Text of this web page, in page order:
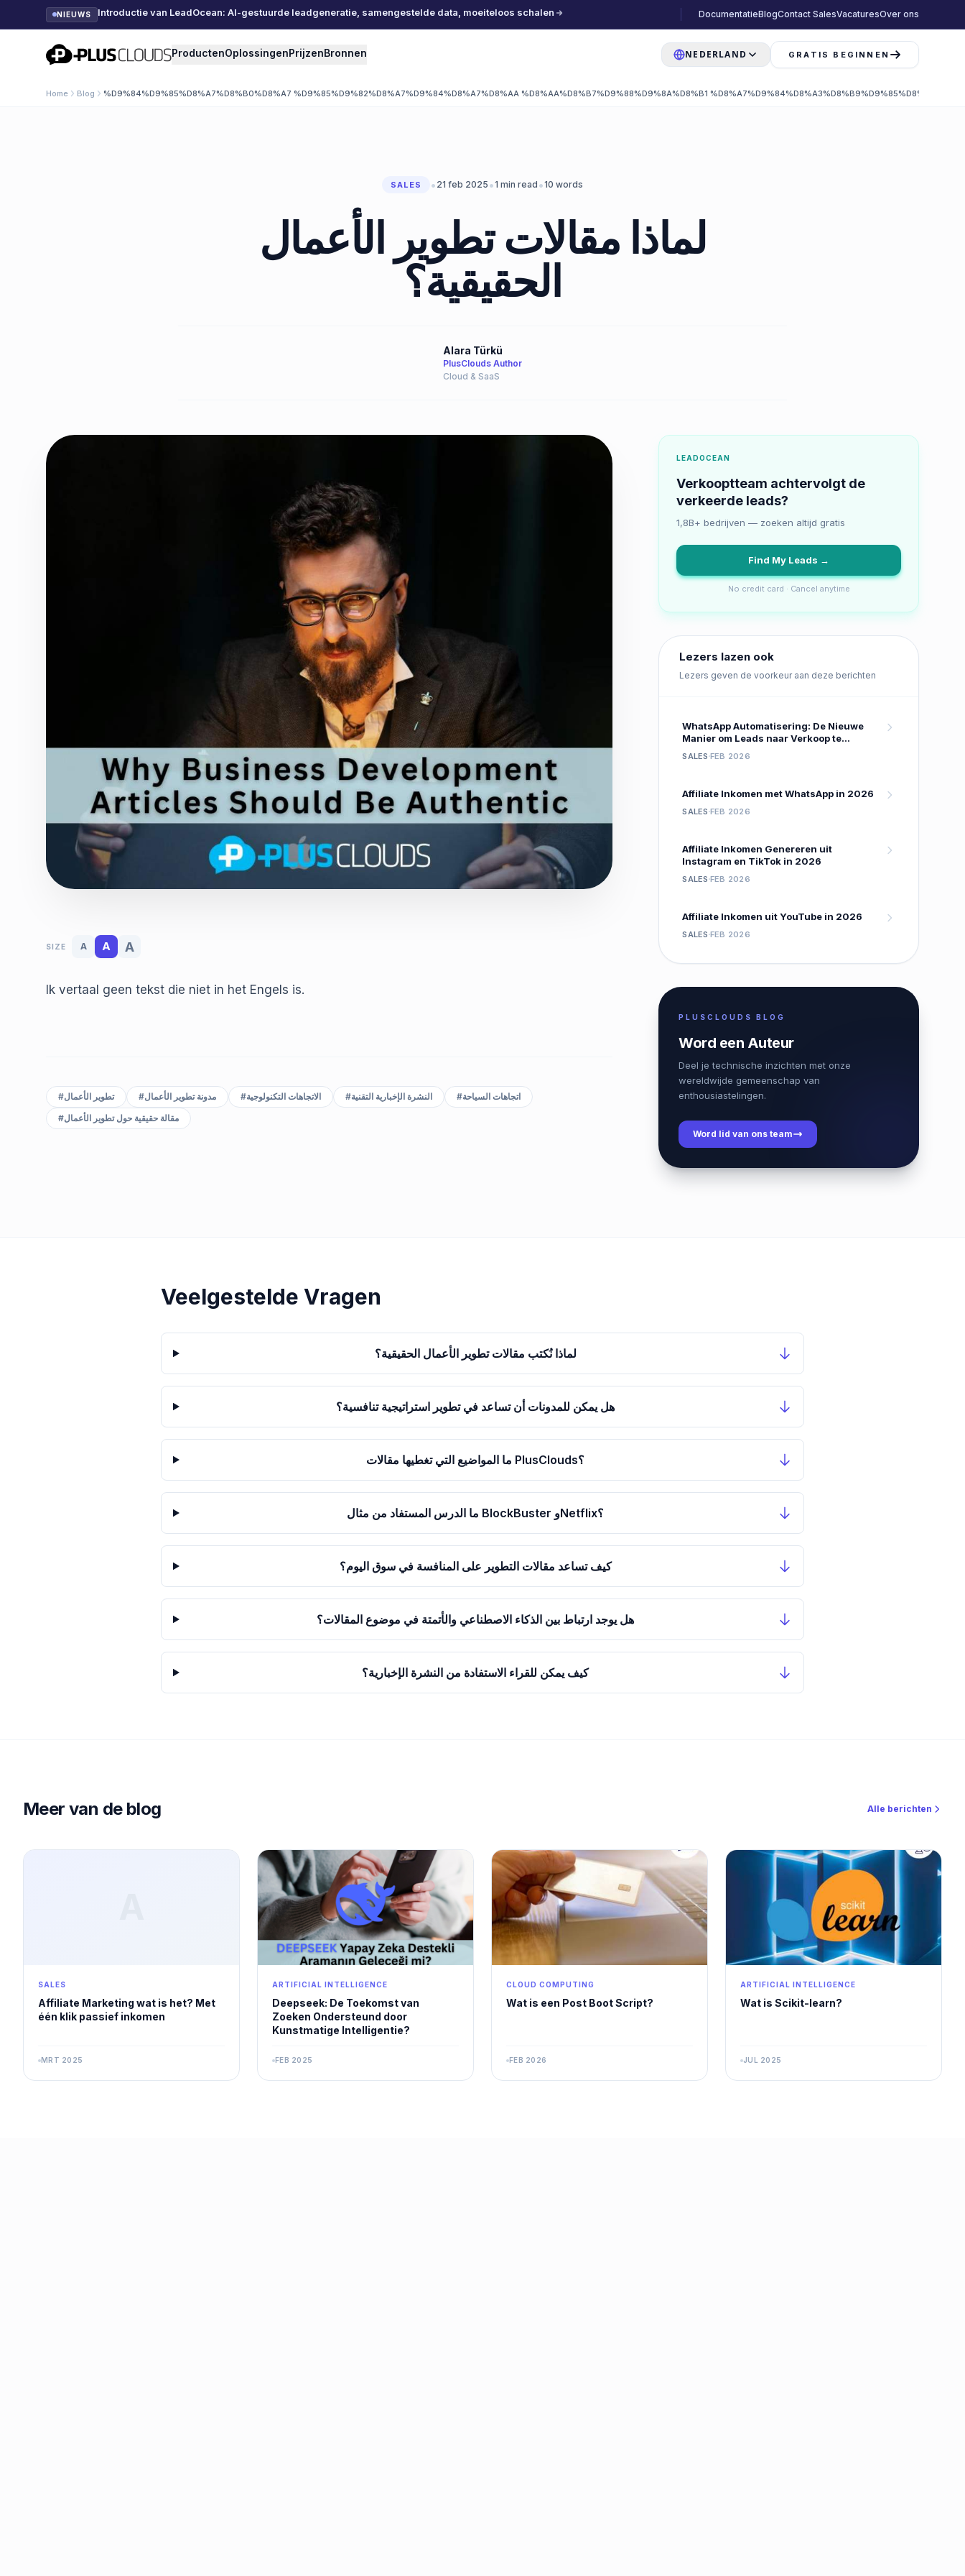
NIEUWS Introductie van LeadOcean: AI-gestuurde leadgeneratie, samengestelde data, moeiteloos schalen DocumentatieBlogContact SalesVacaturesOver ons
PlusClouds ProductenOplossingenPrijzenBronnen NEDERLAND GRATIS BEGINNEN
Home Blog %D9%84%D9%85%D8%A7%D8%B0%D8%A7 %D9%85%D9%82%D8%A7%D9%84%D8%A7%D8%AA %D8%AA%D8%B7%D9%88%D9%8A%D8%B1
SALES • 21 feb 2025 •1 min read •10 words
لماذا مقالات تطوير الأعمال
الحقيقية؟
Alara Türkü
PlusClouds Author
Cloud & SaaS
SIZE A A A
Ik vertaal geen tekst die niet in het Engels is.
#تطوير الأعمال #مدونة تطوير الأعمال #الاتجاهات التكنولوجية #النشرة الإخبارية التقنية #اتجاهات السياحة
#مقالة حقيقية حول تطوير الأعمال
LEADOCEAN
Verkooptteam achtervolgt de
verkeerde leads?
1,8B+ bedrijven — zoeken altijd gratis
Find My Leads →
No credit card · Cancel anytime
Lezers lazen ook
Lezers geven de voorkeur aan deze berichten
WhatsApp Automatisering: De Nieuwe
Manier om Leads naar Verkoop te
SALES FEB 2026
Affiliate Inkomen met WhatsApp in 2026
SALES FEB 2026
Affiliate Inkomen Genereren uit
Instagram en TikTok in 2026
SALES FEB 2026
Affiliate Inkomen uit YouTube in 2026
SALES FEB 2026
PLUSCLOUDS BLOG
Word een Auteur
Deel je technische inzichten met onze
wereldwijde gemeenschap van
enthousiastelingen.
Word lid van ons team
Veelgestelde Vragen
لماذا نُكتب مقالات تطوير الأعمال الحقيقية؟
هل يمكن للمدونات أن تساعد في تطوير استراتيجية تنافسية؟
ما المواضيع التي تغطيها مقالات PlusClouds؟
ما الدرس المستفاد من مثال BlockBuster وNetflix؟
كيف تساعد مقالات التطوير على المنافسة في سوق اليوم؟
هل يوجد ارتباط بين الذكاء الاصطناعي والأتمتة في موضوع المقالات؟
كيف يمكن للقراء الاستفادة من النشرة الإخبارية؟
Meer van de blog Alle berichten
SALES
Affiliate Marketing wat is het? Met
één klik passief inkomen
MRT 2025
ARTIFICIAL INTELLIGENCE
Deepseek: De Toekomst van
Zoeken Ondersteund door
Kunstmatige Intelligentie?
FEB 2025
CLOUD COMPUTING
Wat is een Post Boot Script?
FEB 2026
ARTIFICIAL INTELLIGENCE
Wat is Scikit-learn?
JUL 2025